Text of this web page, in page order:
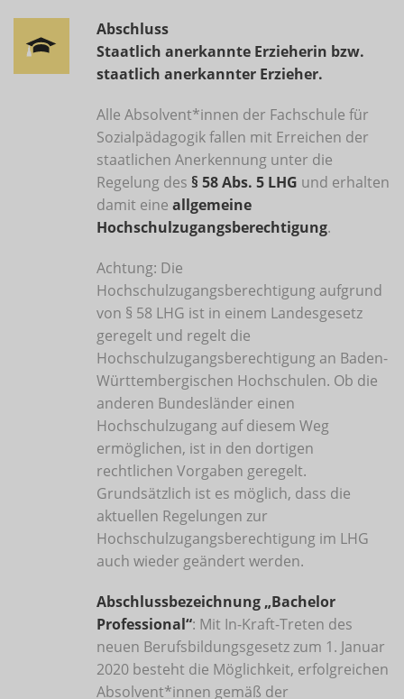
Abschluss
Staatlich anerkannte Erzieherin bzw.
staatlich anerkannter Erzieher.
Alle Absolvent*innen der Fachschule für
Sozialpädagogik fallen mit Erreichen der
staatlichen Anerkennung unter die
Regelung des § 58 Abs. 5 LHG und erhalten
damit eine allgemeine
Hochschulzugangsberechtigung.
Achtung: Die
Hochschulzugangsberechtigung aufgrund
von § 58 LHG ist in einem Landesgesetz
geregelt und regelt die
Hochschulzugangsberechtigung an Baden-
Württembergischen Hochschulen. Ob die
anderen Bundesländer einen
Hochschulzugang auf diesem Weg
ermöglichen, ist in den dortigen
rechtlichen Vorgaben geregelt.
Grundsätzlich ist es möglich, dass die
aktuellen Regelungen zur
Hochschulzugangsberechtigung im LHG
auch wieder geändert werden.
Abschlussbezeichnung „Bachelor
Professional“: Mit In-Kraft-Treten des
neuen Berufsbildungsgesetz zum 1. Januar
2020 besteht die Möglichkeit, erfolgreichen
Absolvent*innen gemäß der